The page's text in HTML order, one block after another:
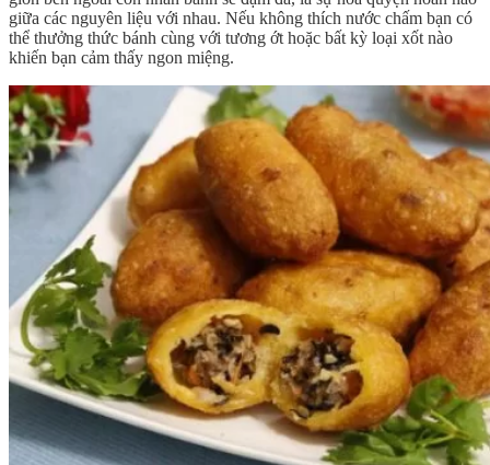
giữa các nguyên liệu với nhau. Nếu không thích nước chấm bạn có
thể thưởng thức bánh cùng với tương ớt hoặc bất kỳ loại xốt nào
khiến bạn cảm thấy ngon miệng.